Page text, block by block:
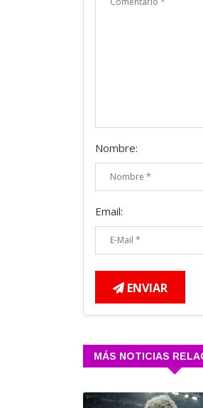
Nombre:
Email:
ENVIAR
MÁS NOTICIAS